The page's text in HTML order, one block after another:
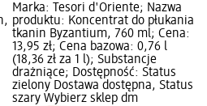
Marka: Tesori d'Oriente; Nazwa
produktu: Koncentrat do płukania
tkanin Byzantium, 760 ml; Cena:
13,95 zł; Cena bazowa: 0,76 l
(18,36 zł za 1 l); Substancje
drażniące; Dostępność: Status
zielony Dostawa dostępna, Status
szary Wybierz sklep dm